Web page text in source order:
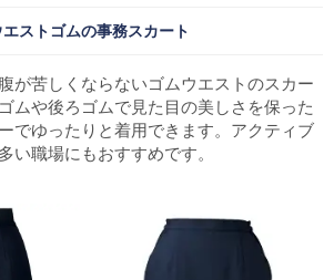
ストゴムの事務スカート
が苦しくならないゴムウエストのスカー
ムや後ろゴムで見た目の美しさを保った
でゆったりと着用できます。アクティブ
い職場にもおすすめです。